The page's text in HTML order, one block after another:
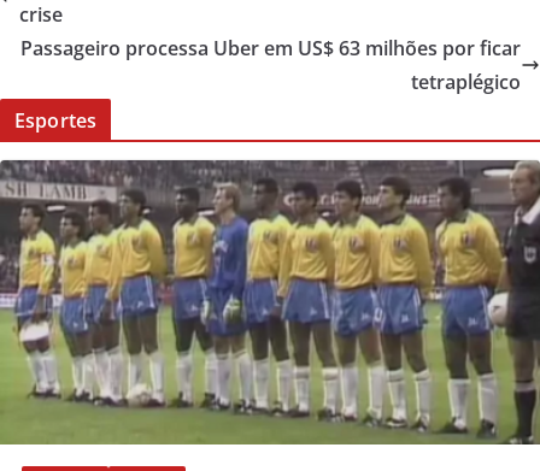
crise
Passageiro processa Uber em US$ 63 milhões por ficar
tetraplégico
Esportes